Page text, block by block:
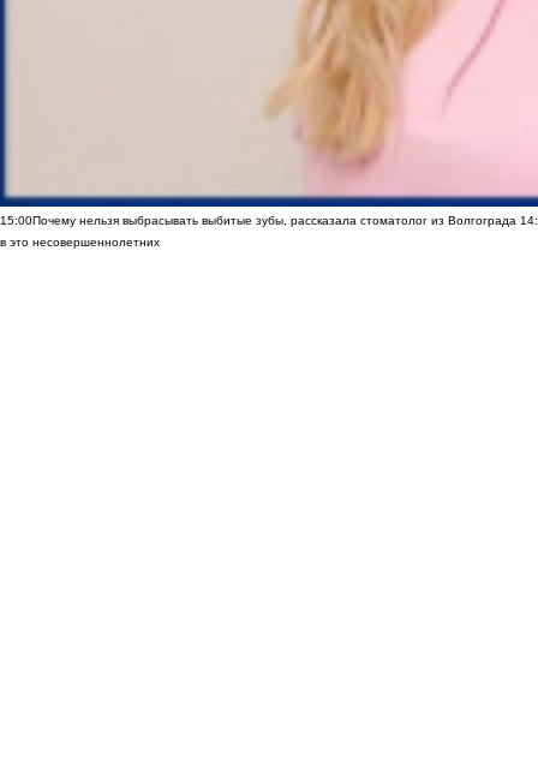
15:00Почему нельзя выбрасывать выбитые зубы, рассказала стоматолог из Волгограда
в это несовершеннолетних